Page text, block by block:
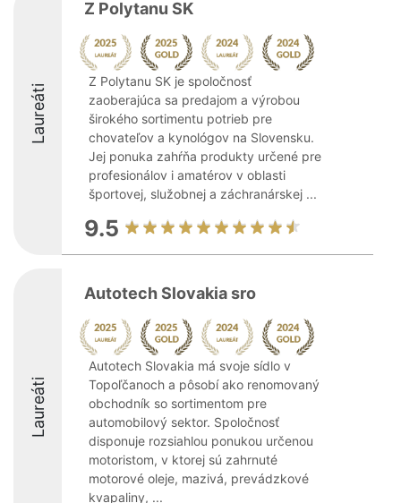
Laureáti
Z Polytanu SK
Z Polytanu SK je spoločnosť
zaoberajúca sa predajom a výrobou
širokého sortimentu potrieb pre
chovateľov a kynológov na Slovensku.
Jej ponuka zahŕňa produkty určené pre
profesionálov i amatérov v oblasti
športovej, služobnej a záchranárskej ...
9.5
Laureáti
Autotech Slovakia sro
Autotech Slovakia má svoje sídlo v
Topoľčanoch a pôsobí ako renomovaný
obchodník so sortimentom pre
automobilový sektor. Spoločnosť
disponuje rozsiahlou ponukou určenou
motoristom, v ktorej sú zahrnuté
motorové oleje, mazivá, prevádzkové
kvapaliny, ...